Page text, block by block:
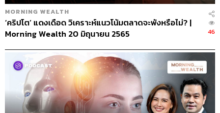
MORNING WEALTH
‘คริปโต’ แดงเดือด วิเคราะห์แนวโน้มตลาดจะพังหรือไม่? |
Morning Wealth 20 มิถุนายน 2565
46